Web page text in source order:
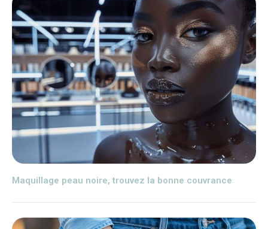
Maquillage peau noire, trouvez la bonne couvrance